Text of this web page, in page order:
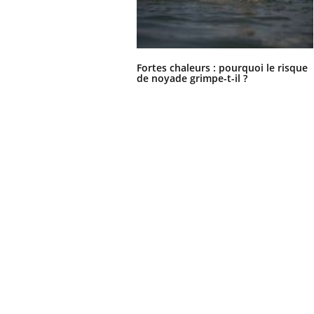
Fortes chaleurs : pourquoi le risque
de noyade grimpe-t-il ?